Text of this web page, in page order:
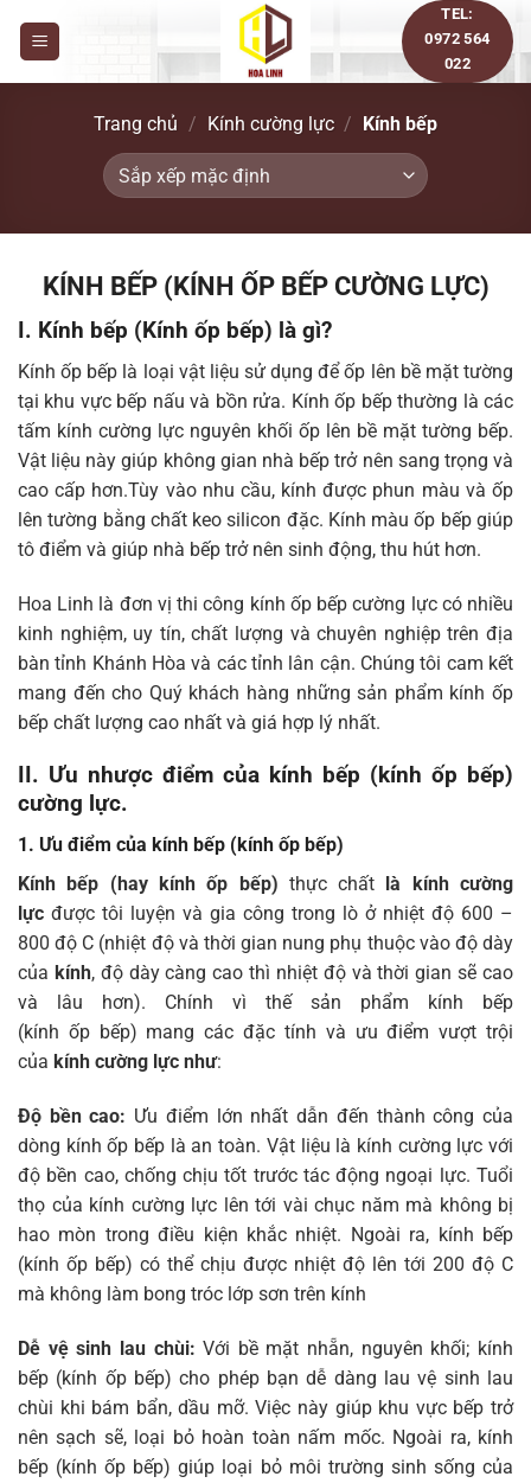
TEL:
0972 564
022
Trang chủ / Kính cường lực / Kính bếp
KÍNH BẾP (KÍNH ỐP BẾP CƯỜNG LỰC)
I. Kính bếp (Kính ốp bếp) là gì?
Kính ốp bếp là loại vật liệu sử dụng để ốp lên bề mặt tường
tại khu vực bếp nấu và bồn rửa. Kính ốp bếp thường là các
tấm kính cường lực nguyên khối ốp lên bề mặt tường bếp.
Vật liệu này giúp không gian nhà bếp trở nên sang trọng và
cao cấp hơn.Tùy vào nhu cầu, kính được phun màu và ốp
lên tường bằng chất keo silicon đặc. Kính màu ốp bếp giúp
tô điểm và giúp nhà bếp trở nên sinh động, thu hút hơn.
Hoa Linh là đơn vị thi công kính ốp bếp cường lực có nhiều
kinh nghiệm, uy tín, chất lượng và chuyên nghiệp trên địa
bàn tỉnh Khánh Hòa và các tỉnh lân cận. Chúng tôi cam kết
mang đến cho Quý khách hàng những sản phẩm kính ốp
bếp chất lượng cao nhất và giá hợp lý nhất.
II. Ưu nhược điểm của kính bếp (kính ốp bếp)
cường lực.
1. Ưu điểm của kính bếp (kính ốp bếp)
Kính bếp (hay kính ốp bếp) thực chất là kính cường
lực được tôi luyện và gia công trong lò ở nhiệt độ 600 –
800 độ C (nhiệt độ và thời gian nung phụ thuộc vào độ dày
của kính, độ dày càng cao thì nhiệt độ và thời gian sẽ cao
và lâu hơn). Chính vì thế sản phẩm kính bếp
(kính ốp bếp) mang các đặc tính và ưu điểm vượt trội
của kính cường lực như:
Độ bền cao: Ưu điểm lớn nhất dẫn đến thành công của
dòng kính ốp bếp là an toàn. Vật liệu là kính cường lực với
độ bền cao, chống chịu tốt trước tác động ngoại lực. Tuổi
thọ của kính cường lực lên tới vài chục năm mà không bị
hao mòn trong điều kiện khắc nhiệt. Ngoài ra, kính bếp
(kính ốp bếp) có thể chịu được nhiệt độ lên tới 200 độ C
mà không làm bong tróc lớp sơn trên kính
Dễ vệ sinh lau chùi: Với bề mặt nhẵn, nguyên khối; kính
bếp (kính ốp bếp) cho phép bạn dễ dàng lau vệ sinh lau
chùi khi bám bẩn, dầu mỡ. Việc này giúp khu vực bếp trở
nên sạch sẽ, loại bỏ hoàn toàn nấm mốc. Ngoài ra, kính
bếp (kính ốp bếp) giúp loại bỏ môi trường sinh sống của